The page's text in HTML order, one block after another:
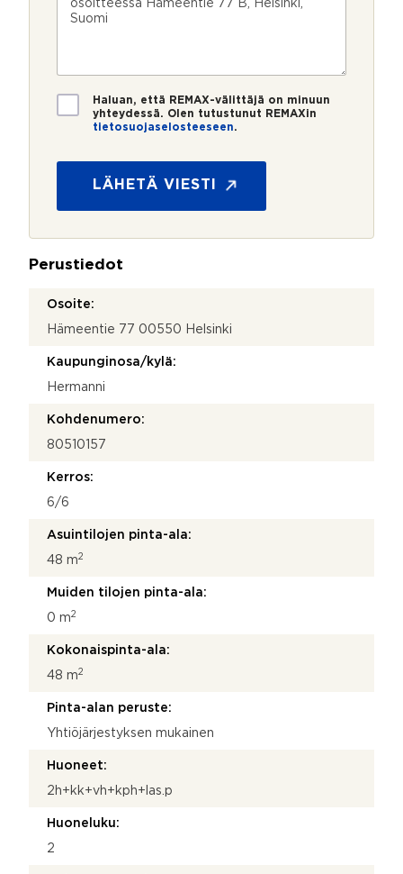
o
*
i
*
T
i
o
*
Haluan, että REMAX-välittäjä on minuun
yhteydessä. Olen tutustunut REMAXin
tietosuojaselosteeseen.
ä
ö
s
h
e
y
e
o
t
o
i
LÄHETÄ VIESTI
Perustiedot
Osoite:
Hämeentie 77 00550 Helsinki
Kaupunginosa/kylä:
Hermanni
Kohdenumero:
80510157
Kerros:
6/6
Asuintilojen pinta-ala:
48 m2
Muiden tilojen pinta-ala:
0 m2
Kokonaispinta-ala:
48 m2
Pinta-alan peruste:
Yhtiöjärjestyksen mukainen
Huoneet:
2h+kk+vh+kph+las.p
Huoneluku:
2